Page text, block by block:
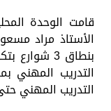
قامت الوحدة
الأستاذ مراد
التدريب المهني